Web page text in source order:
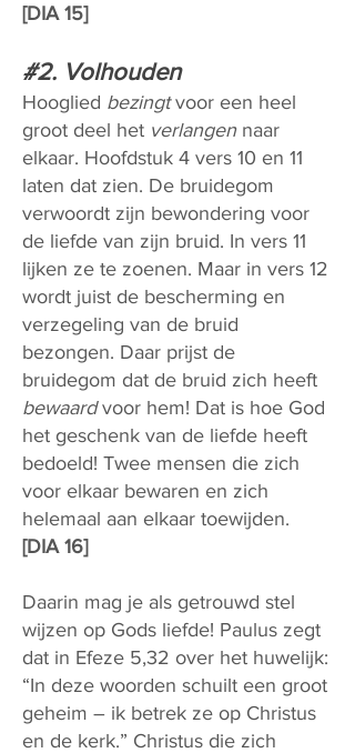
[DIA 15]
#2. Volhouden
Hooglied bezingtvoor een heel
groot deel het verlangen naar
elkaar. Hoofdstuk 4 vers 10 en 11
laten dat zien. De bruidegom
verwoordt zijn bewondering voor
de liefde van zijn bruid. In vers 11
lijken ze te zoenen. Maar in vers 12
wordt juist de bescherming en
verzegeling van de bruid
bezongen. Daar prijst de
bruidegom dat de bruid zich heeft
bewaardvoor hem! Dat is hoe God
het geschenk van de liefde heeft
bedoeld! Twee mensen die zich
voor elkaar bewaren en zich
helemaal aan elkaar toewijden.
[DIA 16]
Daarin mag je als getrouwd stel
wijzen op Gods liefde! Paulus zegt
dat in Efeze 5,32 over het huwelijk:
“In deze woorden schuilt een groot
geheim – ik betrek ze op Christus
en de kerk.” Christus die zich